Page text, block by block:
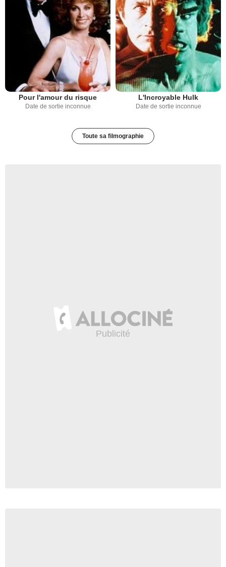
Pour l'amour du risque
Date de sortie inconnue
L'Incroyable Hulk
Date de sortie inconnue
Toute sa filmographie